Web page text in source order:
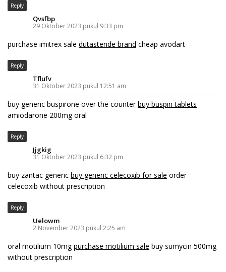
Reply
Qvsfbp
29 Oktober 2023 pukul 9:33 pm
purchase imitrex sale dutasteride brand cheap avodart
Reply
Tflufv
31 Oktober 2023 pukul 12:51 am
buy generic buspirone over the counterbuy buspin tablets
amiodarone 200mg oral
Reply
Jjgkig
31 Oktober 2023 pukul 6:32 pm
buy zantac generic buy generic celecoxib for sale order
celecoxib without prescription
Reply
Uelowm
2 November 2023 pukul 2:25 am
oral motilium 10mgpurchase motilium sale buy sumycin 500mg
without prescription